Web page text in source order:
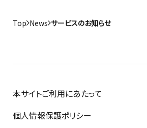
Top News サービスのお知らせ
本サイトご利用にあたって
個人情報保護ポリシー